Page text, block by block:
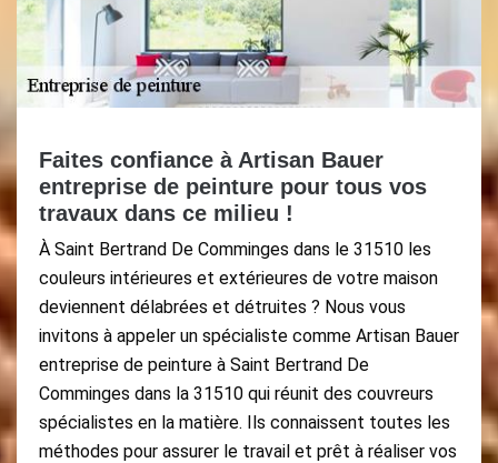
Faites confiance à Artisan Bauer
entreprise de peinture pour tous vos
travaux dans ce milieu !
À Saint Bertrand De Comminges dans le 31510 les
couleurs intérieures et extérieures de votre maison
deviennent délabrées et détruites ? Nous vous
invitons à appeler un spécialiste comme Artisan Bauer
entreprise de peinture à Saint Bertrand De
Comminges dans la 31510 qui réunit des couvreurs
spécialistes en la matière. Ils connaissent toutes les
méthodes pour assurer le travail et prêt à réaliser vos